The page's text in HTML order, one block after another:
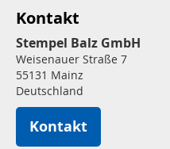
Kontakt
Stempel Balz GmbH
Weisenauer Straße 7
55131 Mainz
Deutschland
Kontakt